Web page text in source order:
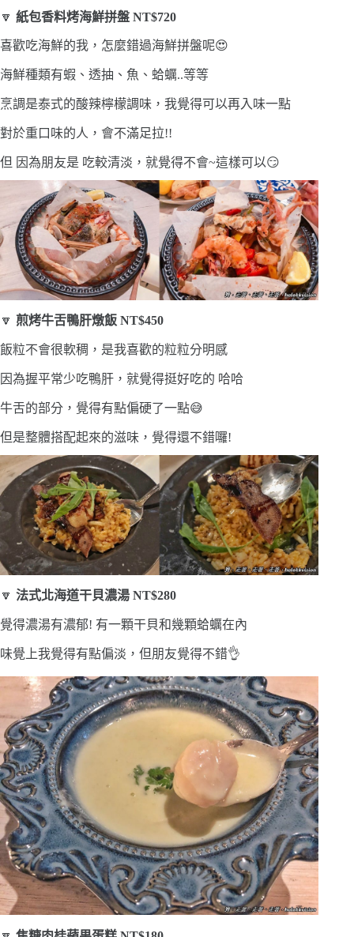
🔽 紙包香料烤海鮮拼盤 NT$720
喜歡吃海鮮的我，怎麼錯過海鮮拼盤呢😍
海鮮種類有蝦、透抽、魚、蛤蠣..等等
烹調是泰式的酸辣檸檬調味，我覺得可以再入味一點
對於重口味的人，會不滿足拉!!
但 因為朋友是 吃較清淡，就覺得不會~這樣可以😏
🔽 煎烤牛舌鴨肝燉飯 NT$450
飯粒不會很軟稠，是我喜歡的粒粒分明感
因為握平常少吃鴨肝，就覺得挺好吃的 哈哈
牛舌的部分，覺得有點偏硬了一點😅
但是整體搭配起來的滋味，覺得還不錯囉!
🔽 法式北海道干貝濃湯 NT$280
覺得濃湯有濃郁! 有一顆干貝和幾顆蛤蠣在內
味覺上我覺得有點偏淡，但朋友覺得不錯👌